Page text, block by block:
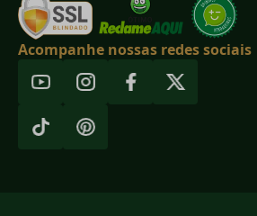
Acompanhe nossas redes sociais